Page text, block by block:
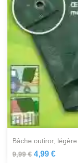
bâche outiror,
9,99 € 4,99 €